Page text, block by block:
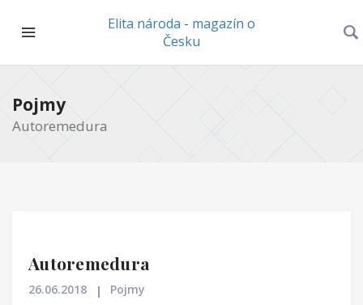
Elita národa - magazín o
Česku
Pojmy
Autoremedura
Autoremedura
26.06.2018 Pojmy